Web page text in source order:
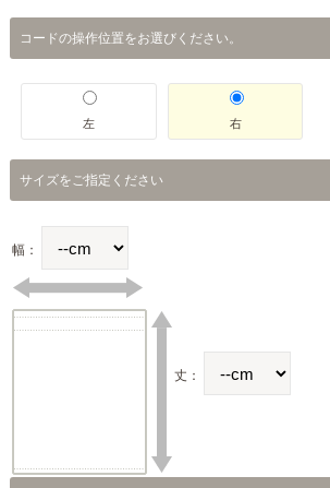
コードの操作位置をお選びください。
左 右
サイズをご指定ください
幅：
丈：